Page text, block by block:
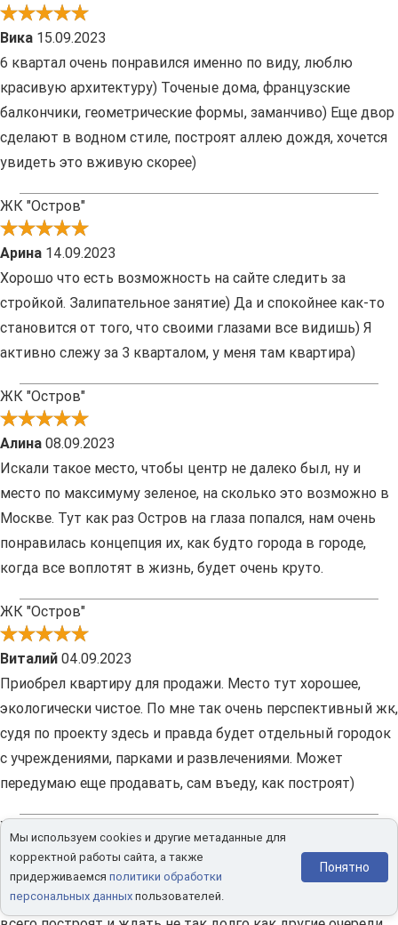
Вика 15.09.2023
6 квартал очень понравился именно по виду, люблю
красивую архитектуру) Точеные дома, французские
балкончики, геометрические формы, заманчиво) Еще двор
сделают в водном стиле, построят аллею дождя, хочется
увидеть это вживую скорее)
ЖК "Остров"
Арина 14.09.2023
Хорошо что есть возможность на сайте следить за
стройкой. Залипательное занятие) Да и спокойнее как-то
становится от того, что своими глазами все видишь) Я
активно слежу за 3 кварталом, у меня там квартира)
ЖК "Остров"
Алина 08.09.2023
Искали такое место, чтобы центр не далеко был, ну и
место по максимуму зеленое, на сколько это возможно в
Москве. Тут как раз Остров на глаза попался, нам очень
понравилась концепция их, как будто города в городе,
когда все воплотят в жизнь, будет очень круто.
ЖК "Остров"
Виталий 04.09.2023
Приобрел квартиру для продажи. Место тут хорошее,
экологически чистое. По мне так очень перспективный жк,
судя по проекту здесь и правда будет отдельный городок
с учреждениями, парками и развлечениями. Может
передумаю еще продавать, сам въеду, как построят)
ЖК "Остров"
Даша 29.08.2023
У нас квартира в первом Острове. Радует, что его быстрее
Мы используем cookies и другие метаданные для
корректной работы сайта, а также
придерживаемся политики обработки
персональных данных пользователей.
Понятно